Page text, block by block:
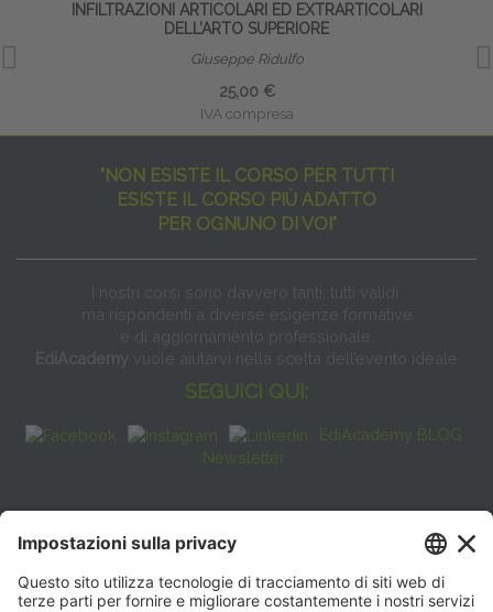
INFILTRAZIONI ARTICOLARI ED EXTRARTICOLARI
DELL’ARTO SUPERIORE
Giuseppe Ridulfo
25,00 €
IVA compresa
"NON ESISTE IL CORSO PER TUTTI
ESISTE IL CORSO PIÙ ADATTO
PER OGNUNO DI VOI"
I nostri corsi sono davvero tanti, tutti validi
ma rispondenti a diverse esigenze formative
e di aggiornamento professionale.
EdiAcademy vuole aiutarvi nella scelta dell’evento ideale
SEGUICI QUI:
EdiAcademy BLOG
Newsletter
FAQ
CONTATTI